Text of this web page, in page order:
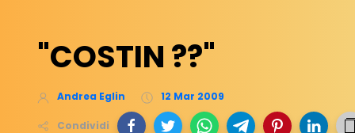
"COSTIN ??"
Andrea Eglin 12 Mar 2009
Condividi